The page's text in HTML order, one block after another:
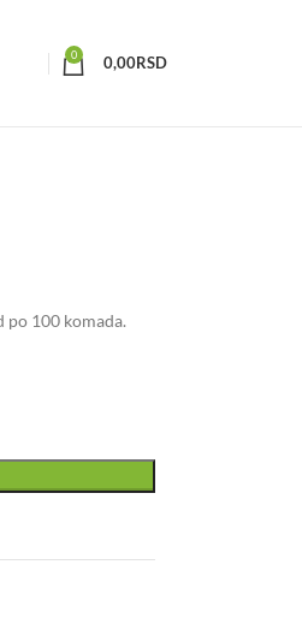
0 0,00RSD
po 100 komada.